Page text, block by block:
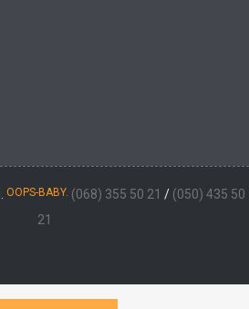
OOPS-BABY. (068) 355 50 21 / (050) 435 50
21